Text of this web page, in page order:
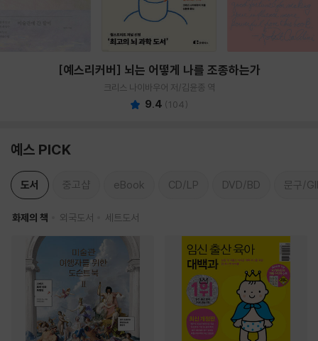
[예스리커버] 뇌는 어떻게 나를 조종하는가
크리스 나이바우어 저/김윤종 역
9.4 (104)
예스 PICK
도서 중고샵 eBook CD/LP DVD/BD 문구/
화제의 책 외국도서 세트도서